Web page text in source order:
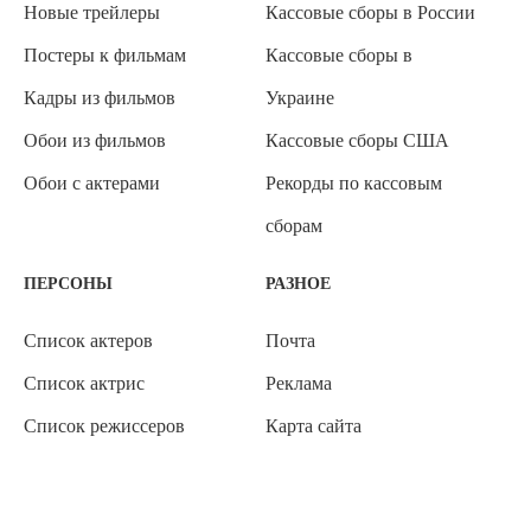
Новые трейлеры
Постеры к фильмам
Кадры из фильмов
Обои из фильмов
Обои с актерами
Кассовые сборы в России
Кассовые сборы в
Украине
Кассовые сборы США
Рекорды по кассовым
сборам
ПЕРСОНЫ
Список актеров
Список актрис
Список режиссеров
РАЗНОЕ
Почта
Реклама
Карта сайта